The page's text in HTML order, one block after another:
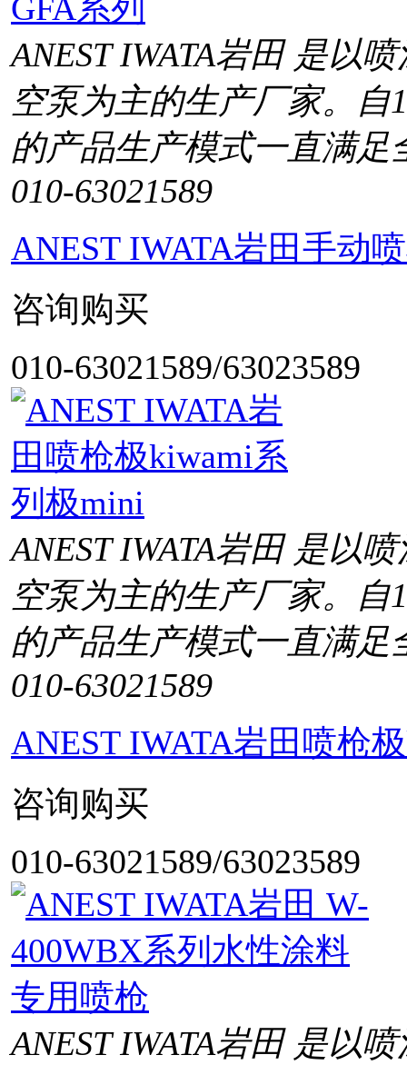
ANEST IWATA岩田 是以
空泵为主的生产厂家。自
的产品生产模式一直满足
010-63021589
ANEST IWATA岩田手动
咨询购买
010-63021589/63023589
ANEST IWATA岩田 是以
空泵为主的生产厂家。自
的产品生产模式一直满足
010-63021589
ANEST IWATA岩田喷枪
咨询购买
010-63021589/63023589
ANEST IWATA岩田 是以